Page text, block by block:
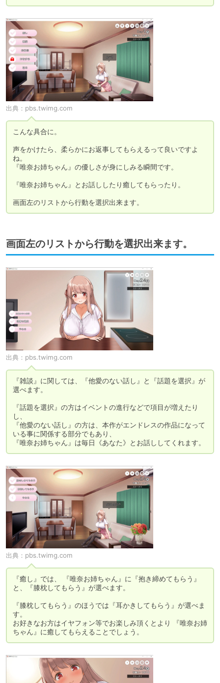
出典： pbs.twimg.com
こんな具合に。
声をかけたら、柔らかにお返事してもらえるって良いですよ
ね。
『唯奈お姉ちゃん』の優しさが身にしみる瞬間です。
『唯奈お姉ちゃん』とお話ししたり癒してもらったり。
画面左のリストから行動を選択出来ます。
画面左のリストから行動を選択出来ます。
出典： pbs.twimg.com
『雑談』に関しては、『他愛のない話し』と『話題を選択』が
選べます。
『話題を選択』の方はイベントの進行などで項目が増えたり
し、
『他愛のない話し』の方は、本作がエンドレスの作品になって
いる事に関係する部分でもあり、
『唯奈お姉ちゃん』は毎日《あなた》とお話ししてくれます。
出典： pbs.twimg.com
『癒し』では、 『唯奈お姉ちゃん』に『抱き締めてもらう』
と、『膝枕してもらう』が選べます。
『膝枕してもらう』のほうでは『耳かきしてもらう』が選べま
す。
お好きなお方はイヤフォン等でお楽しみ頂くとより 『唯奈お姉
ちゃん』に癒してもらえることでしょう。